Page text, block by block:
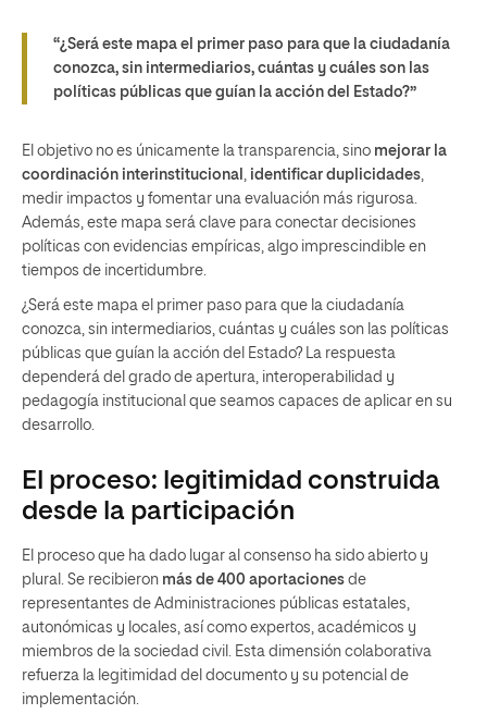
“¿Será este mapa el primer paso para que la ciudadanía
conozca, sin intermediarios, cuántas y cuáles son las
políticas públicas que guían la acción del Estado?”
El objetivo no es únicamente la transparencia, sino mejorar la
coordinación interinstitucional , identificar duplicidades,
medir impactos y fomentar una evaluación más rigurosa.
Además, este mapa será clave para conectar decisiones
políticas con evidencias empíricas, algo imprescindible en
tiempos de incertidumbre.
¿Será este mapa el primer paso para que la ciudadanía
conozca, sin intermediarios, cuántas y cuáles son las políticas
públicas que guían la acción del Estado? La respuesta
dependerá del grado de apertura, interoperabilidad y
pedagogía institucional que seamos capaces de aplicar en su
desarrollo.
El proceso: legitimidad construida
desde la participación
El proceso que ha dado lugar al consenso ha sido abierto y
plural. Se recibieron más de 400 aportaciones de
representantes de Administraciones públicas estatales,
autonómicas y locales, así como expertos, académicos y
miembros de la sociedad civil. Esta dimensión colaborativa
refuerza la legitimidad del documento y su potencial de
implementación.